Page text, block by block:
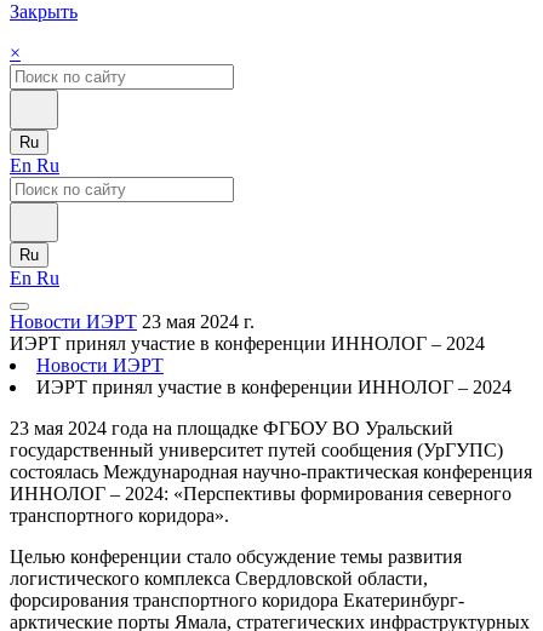
Закрыть
×
Ru
En Ru
Ru
En Ru
Новости ИЭРТ 23 мая 2024 г.
ИЭРТ принял участие в конференции ИННОЛОГ – 2024
Новости ИЭРТ
ИЭРТ принял участие в конференции ИННОЛОГ – 2024
23 мая 2024 года на площадке ФГБОУ ВО Уральский
государственный университет путей сообщения (УрГУПС)
состоялась Международная научно-практическая конференция
ИННОЛОГ – 2024: «Перспективы формирования северного
транспортного коридора».
Целью конференции стало обсуждение темы развития
логистического комплекса Свердловской области,
форсирования транспортного коридора Екатеринбург-
арктические порты Ямала, стратегических инфраструктурных